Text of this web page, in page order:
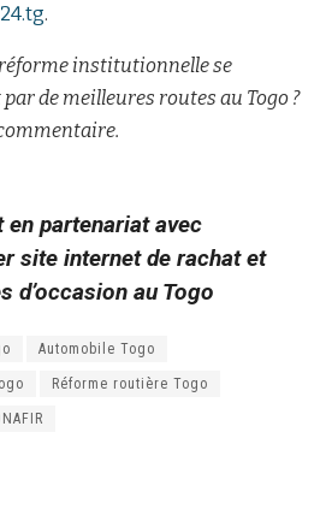
.
institutionnelle se
de meilleures routes au Togo ?
partenariat avec
site internet de rachat et
d’occasion au Togo
Automobile Togo
Réforme routière Togo